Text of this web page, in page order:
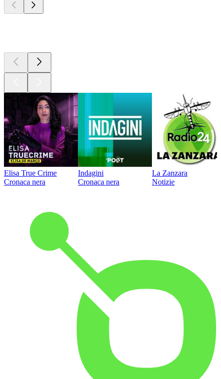
Elisa True Crime
Cronaca nera
Indagini
Cronaca nera
La Zanzara
Notizie